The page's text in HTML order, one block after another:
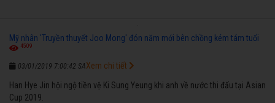
Mỹ nhân 'Truyền thuyết Joo Mong' đón năm mới bên chồng kém tám tuổi
4509
03/01/2019 7:00:42 SA
Han Hye Jin hội ngộ tiền vệ Ki Sung Yeung khi anh về nước thi đấu tại Asian
Cup 2019.
Xem chi tiết